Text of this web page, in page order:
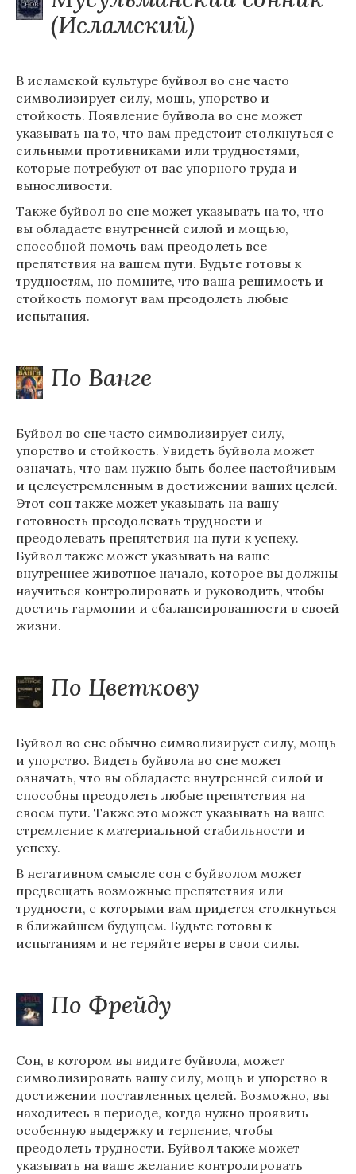
(Исламский)
В исламской культуре буйвол во сне часто
символизирует силу, мощь, упорство и
стойкость. Появление буйвола во сне может
указывать на то, что вам предстоит столкнуться с
сильными противниками или трудностями,
которые потребуют от вас упорного труда и
выносливости.
Также буйвол во сне может указывать на то, что
вы обладаете внутренней силой и мощью,
способной помочь вам преодолеть все
препятствия на вашем пути. Будьте готовы к
трудностям, но помните, что ваша решимость и
стойкость помогут вам преодолеть любые
испытания.
По Ванге
Буйвол во сне часто символизирует силу,
упорство и стойкость. Увидеть буйвола может
означать, что вам нужно быть более настойчивым
и целеустремленным в достижении ваших целей.
Этот сон также может указывать на вашу
готовность преодолевать трудности и
преодолевать препятствия на пути к успеху.
Буйвол также может указывать на ваше
внутреннее животное начало, которое вы должны
научиться контролировать и руководить, чтобы
достичь гармонии и сбалансированности в своей
жизни.
По Цветкову
Буйвол во сне обычно символизирует силу, мощь
и упорство. Видеть буйвола во сне может
означать, что вы обладаете внутренней силой и
способны преодолеть любые препятствия на
своем пути. Также это может указывать на ваше
стремление к материальной стабильности и
успеху.
В негативном смысле сон с буйволом может
предвещать возможные препятствия или
трудности, с которыми вам придется столкнуться
в ближайшем будущем. Будьте готовы к
испытаниям и не теряйте веры в свои силы.
По Фрейду
Сон, в котором вы видите буйвола, может
символизировать вашу силу, мощь и упорство в
достижении поставленных целей. Возможно, вы
находитесь в периоде, когда нужно проявить
особенную выдержку и терпение, чтобы
преодолеть трудности. Буйвол также может
указывать на ваше желание контролировать